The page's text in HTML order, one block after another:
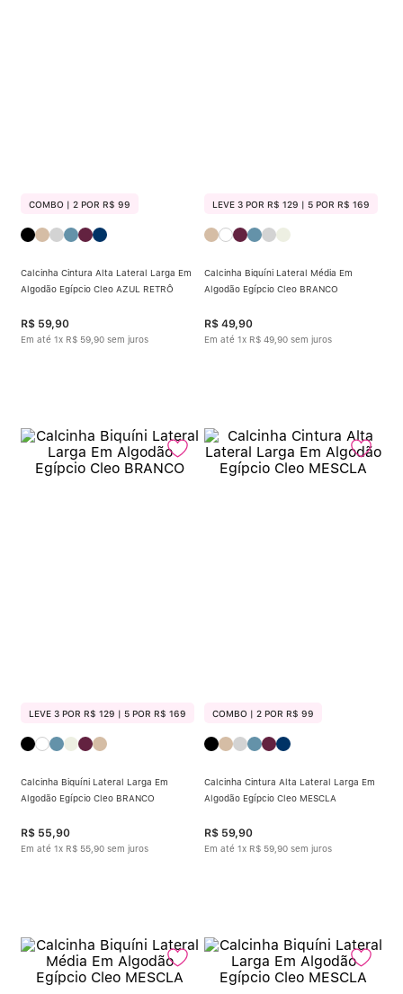
COMBO | 2 POR R$ 99
Calcinha Cintura Alta Lateral Larga Em
Algodão Egípcio Cleo AZUL RETRÔ
R$ 59,90
Em até 1x R$ 59 90 sem juros
LEVE 3 POR R$ 129 | 5 POR R$ 169
Calcinha Biquíni Lateral Média Em
Algodão Egípcio Cleo BRANCO
R$ 49,90
Em até 1x R$ 49 90 sem juros
LEVE 3 POR R$ 129 | 5 POR R$ 169
Calcinha Biquíni Lateral Larga Em
Algodão Egípcio Cleo BRANCO
R$ 55,90
Em até 1x R$ 55 90 sem juros
COMBO | 2 POR R$ 99
Calcinha Cintura Alta Lateral Larga Em
Algodão Egípcio Cleo MESCLA
R$ 59,90
Em até 1x R$ 59 90 sem juros